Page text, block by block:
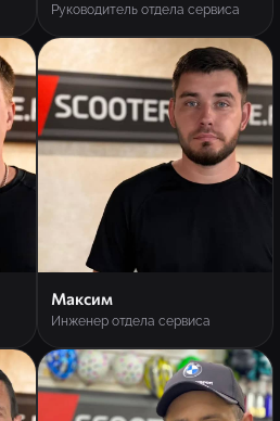
Руководитель отдела сервиса
Максим
Инженер отдела сервиса